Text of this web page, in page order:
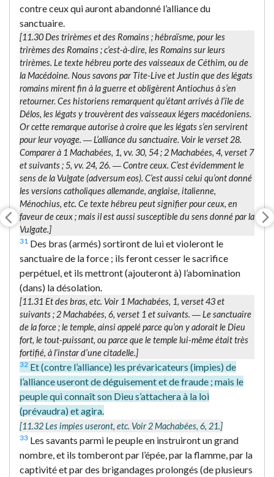
contre ceux qui auront abandonné l’alliance du
sanctuaire.
[11.30Des trirèmes et des Romains; hébraïsme, pour les
trirèmes des Romains ; c’est-à-dire, les Romains sur leurs
trirèmes. Le texte hébreu porte des vaisseaux de Céthim, ou de
la Macédoine. Nous savons par Tite-Live et Justin que des légats
romains mirent fin à la guerre et obligèrent Antiochus à s’en
retourner. Ces historiens remarquent qu’étant arrivés à l’île de
Délos, les légats y trouvèrent des vaisseaux légers macédoniens.
Or cette remarque autorise à croire que les légats s’en servirent
pour leur voyage. ―L’alliance du sanctuaire. Voir le verset 28.
Comparer à 1 Machabées, 1, vv. 30, 54 ; 2 Machabées, 4, verset 7
et suivants ; 5, vv. 24, 26. ―Contre ceux. C’est évidemment le
sens de la Vulgate (adversum eos). C’est aussi celui qu’ont donné
les versions catholiques allemande, anglaise, italienne,
Ménochius, etc. Ce texte hébreu peut signifierpour ceux, en
faveur de ceux; mais il est aussi susceptible du sens donné par la
Vulgate.]
31 Des bras (armés) sortiront de lui et violeront le
sanctuaire de la force ; ils feront cesser le sacrifice
perpétuel, et ils mettront (ajouteront à) l’abomination
(dans) la désolation.
[11.31 Et des bras, etc. Voir 1 Machabées, 1, verset 43 et
suivants ; 2 Machabées, 6, verset 1 et suivants. ―Le sanctuaire
de la force; le temple, ainsi appelé parce qu’on y adorait le Dieu
fort, le tout-puissant, ou parce que le temple lui-même était très
fortifié, à l’instar d’une citadelle.]
32 Et (contre l’alliance) les prévaricateurs (impies) de
l’alliance useront de déguisement et de fraude ; mais le
peuple qui connaît son Dieu s’attachera à la loi
(prévaudra) et agira.
[11.32Les impies useront, etc. Voir 2 Machabées, 6, 21.]
33 Les savants parmi le peuple en instruiront un grand
nombre, et ils tomberont par l’épée, par la flamme, par la
captivité et par des brigandages prolongés (de plusieurs